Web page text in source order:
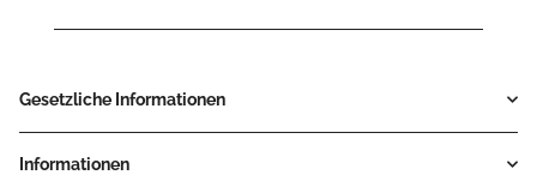
Gesetzliche Informationen
Informationen